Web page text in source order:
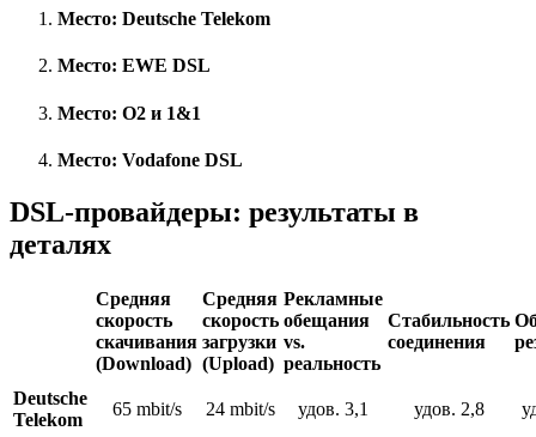
Место: Deutsche Telekom
Место: EWE DSL
Место: О2 и 1&1
Место: Vodafone DSL
DSL-провайдеры: результаты в
деталях
Средняя
скорость
скачивания
(Download)
Средняя
скорость
загрузки
(Upload)
Рекламные
обещания
vs.
реальность
Стабильность
соединения
Deutsche
Telekom
65 mbit/s 24 mbit/s удов. 3,1 удов. 2,8